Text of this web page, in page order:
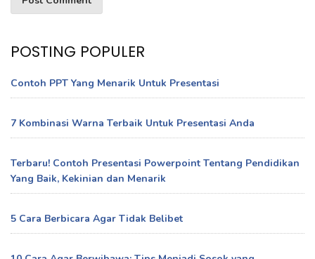
POSTING POPULER
Contoh PPT Yang Menarik Untuk Presentasi
7 Kombinasi Warna Terbaik Untuk Presentasi Anda
Terbaru! Contoh Presentasi Powerpoint Tentang Pendidikan
Yang Baik, Kekinian dan Menarik
5 Cara Berbicara Agar Tidak Belibet